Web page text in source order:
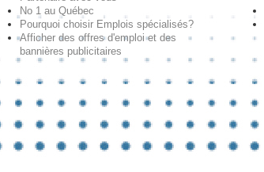
No 1 au Québec
Pourquoi choisir Emplois spécialisés?
Afficher des offres d'emploi et des
bannières publicitaires